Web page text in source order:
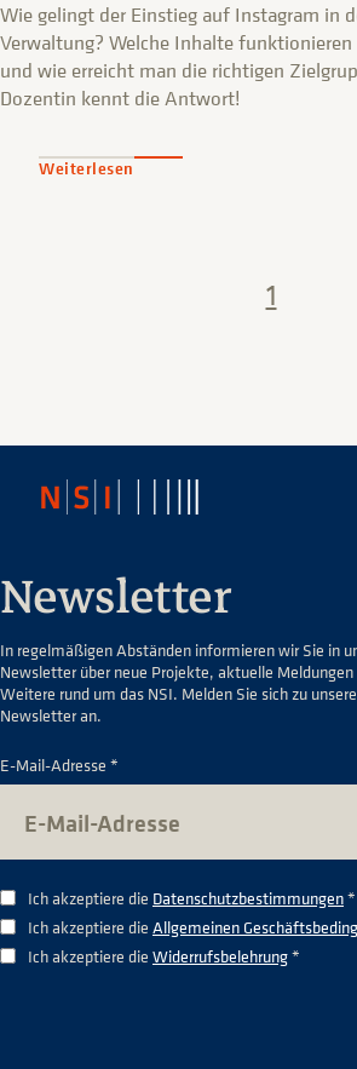
Wie gelingt der Einstieg auf Instagram in
Verwaltung? Welche Inhalte funktionieren
und wie erreicht man die richtigen
Dozentin kennt die Antwort!
Weiterlesen
1
Newsletter
In regelmäßigen Abständen informieren wir Sie in
Newsletter über neue Projekte, aktuelle Meldungen
Weitere rund um das NSI. Melden Sie sich zu
Newsletter an.
E-Mail-Adresse *
Ich akzeptiere die Datenschutzbestimmungen*
Ich akzeptiere die Allgemeinen
Ich akzeptiere die Widerrufsbelehrung*